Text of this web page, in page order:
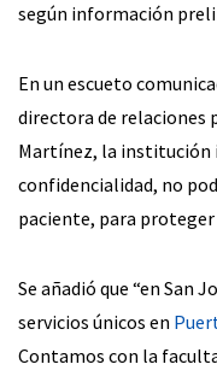
según información
En un escueto
directora de relaciones
Martínez, la institución
confidencialidad, no
paciente, para proteger
Se añadió que “en San
servicios únicos en
Contamos con la